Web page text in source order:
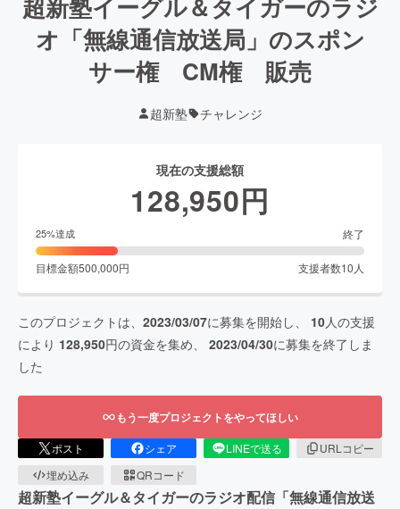
オ「無線通信放送局」のスポン
サー権 CM権 販売
超新塾 チャレンジ
現在の支援総額
128,950円
25%達成 終了
目標金額500,000円 支援者数10 人
このプロジェクトは、 2023/03/07に募集を開始し、 10人の支援
により 128,950円の資金を集め、 2023/04/30に募集を終了しま
した
もう一度プロジェクトをやってほしい
ポスト シェア LINEで送る
URLコピー
埋め込み
QRコード
超新塾イーグル＆タイガーのラジオ配信「無線通信放送